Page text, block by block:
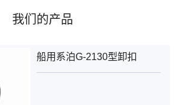
我们的产品
船用系泊G-2130型卸扣